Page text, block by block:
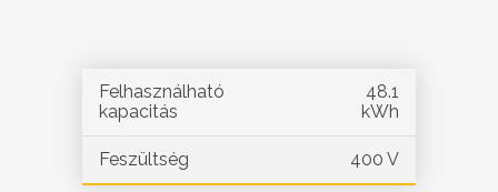
Felhasználható
kapacitás
48.1
kWh
Feszültség 400 V